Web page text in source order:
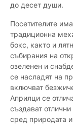
до десет души.
Посетителите
традиционна
бокс, както и
събирания на
озеленен и
се насладят на
включват
Априлци се
създават
сред природата